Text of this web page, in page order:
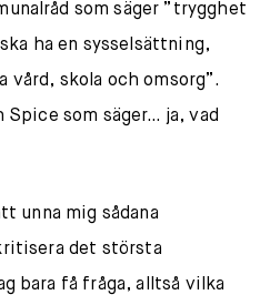
som säger ”trygghet
ha en sysselsättning,
vård, skola och omsorg”.
som säger… ja, vad
unna mig sådana
det största
bara få fråga, alltså vilka